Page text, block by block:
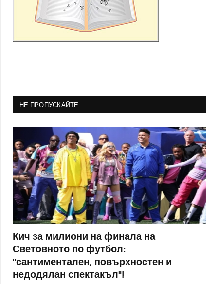
НЕ ПРОПУСКАЙТЕ
Кич за милиони на финала на
Световното по футбол:
"сантиментален, повърхностен и
недодялан спектакъл"!